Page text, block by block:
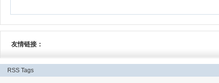
友情链接：
RSS Tags